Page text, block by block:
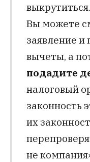
Вы можете
заявление и
вычеты, а
подадите
налоговый
законность
их
не